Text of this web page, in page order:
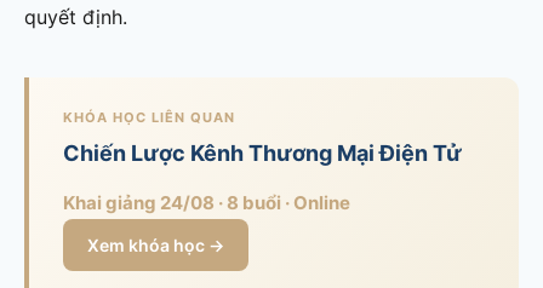
quyết định.
KHÓA HỌC LIÊN QUAN
Chiến Lược Kênh Thương Mại Điện Tử
Khai giảng 24/08 · 8 buổi · Online
Xem khóa học →